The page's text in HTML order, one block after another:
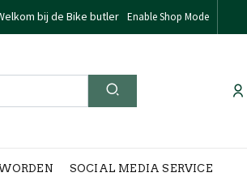
bij de Bike butler Enable Shop Mode
SOCIAL MEDIA SERVICE